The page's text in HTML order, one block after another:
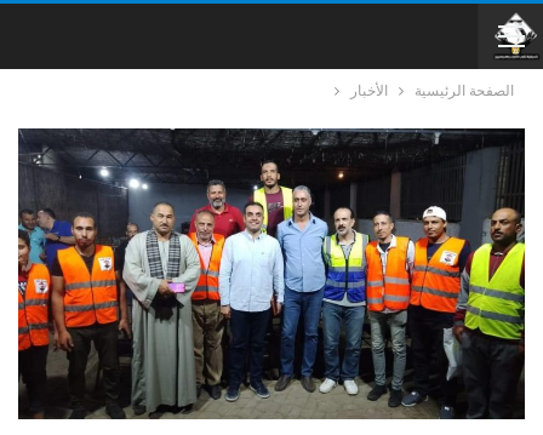
الصفحة الرئيسية الأخبار